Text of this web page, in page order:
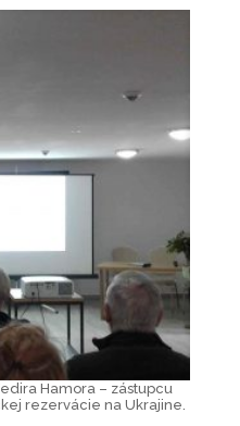
Hamora – zástupcu
rezervácie na Ukrajine.